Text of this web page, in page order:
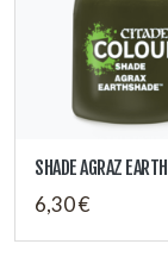
SHADE AGRAZ
6,30 €